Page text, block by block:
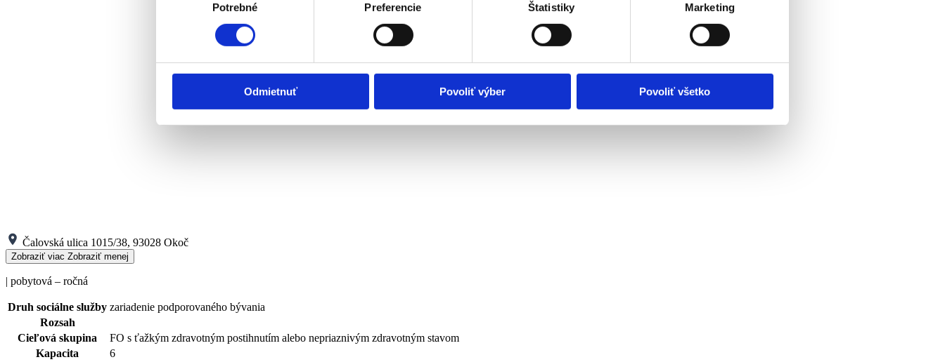
Potrebné Preferencie Štatistiky Marketing
Odmietnuť Povoliť výber Povoliť všetko
Čalovská ulica 1015/38, 93028 Okoč
Zobraziť viac Zobraziť menej
| pobytová – ročná
Druh sociálne služby zariadenie podporovaného bývania
Rozsah
Cieľová skupina
FO s ťažkým zdravotným postihnutím alebo nepriaznivým zdravotným stavom
Kapacita
6